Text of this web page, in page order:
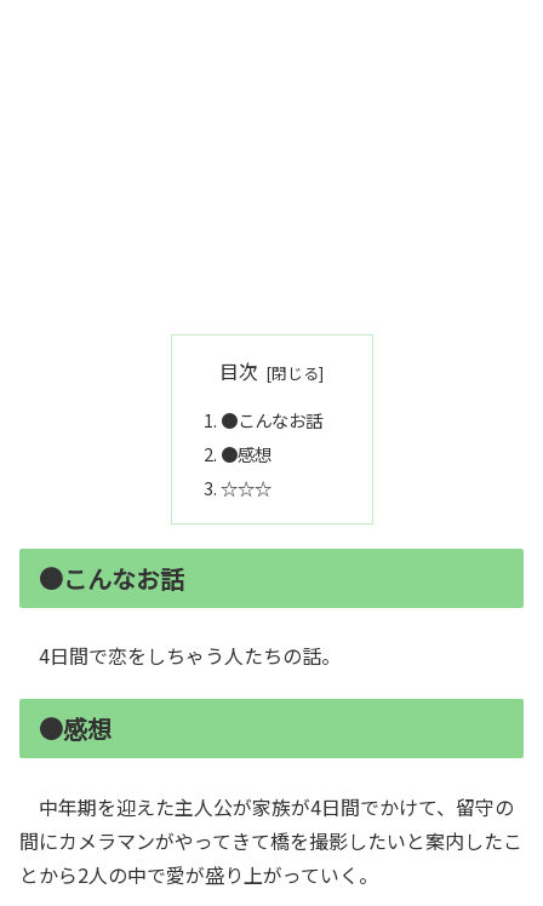
目次
●こんなお話
●感想
☆☆☆
●こんなお話
4日間で恋をしちゃう人たちの話。
●感想
中年期を迎えた主人公が家族が4日間でかけて、留守の
間にカメラマンがやってきて橋を撮影したいと案内したこ
とから2人の中で愛が盛り上がっていく。